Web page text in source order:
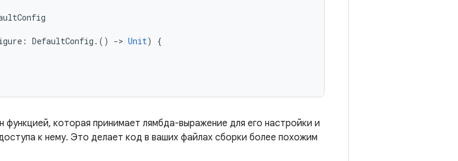
: DefaultConfig .() -> Unit)
{
функцией, которая принимает лямбда-выражение для его настройки и
к нему. Это делает код в ваших файлах сборки более похожим